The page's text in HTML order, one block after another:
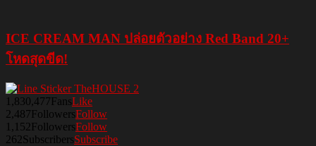
ICE CREAM MAN ปล่อยตัวอย่าง Red Band 20+
โหดสุดขีด!
1,830,477FansLike
2,487FollowersFollow
1,152FollowersFollow
262SubscribersSubscribe